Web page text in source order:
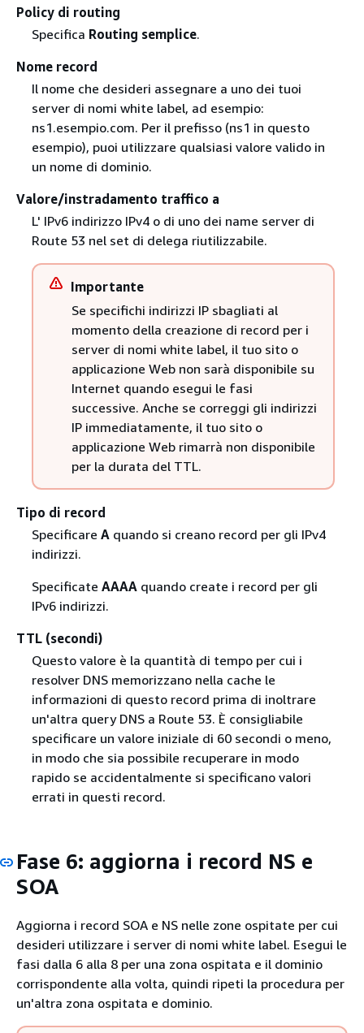
Policy di routing
Specifica Routing semplice.
Nome record
Il nome che desideri assegnare a uno dei tuoi
server di nomi white label, ad esempio:
ns1.esempio.com. Per il prefisso (ns1 in questo
esempio), puoi utilizzare qualsiasi valore valido in
un nome di dominio.
Valore/instradamento traffico a
L' IPv6 indirizzo IPv4 o di uno dei name server di
Route 53 nel set di delega riutilizzabile.
Importante
Se specifichi indirizzi IP sbagliati al
momento della creazione di record per i
server di nomi white label, il tuo sito o
applicazione Web non sarà disponibile su
Internet quando esegui le fasi
successive. Anche se correggi gli indirizzi
IP immediatamente, il tuo sito o
applicazione Web rimarrà non disponibile
per la durata del TTL.
Tipo di record
Specificare Aquando si creano record per gli IPv4
indirizzi.
Specificate AAAAquando create i record per gli
IPv6 indirizzi.
TTL (secondi)
Questo valore è la quantità di tempo per cui i
resolver DNS memorizzano nella cache le
informazioni di questo record prima di inoltrare
un'altra query DNS a Route 53. È consigliabile
specificare un valore iniziale di 60 secondi o meno,
in modo che sia possibile recuperare in modo
rapido se accidentalmente si specificano valori
errati in questi record.
Fase 6: aggiorna i record NS e
SOA
Aggiorna i record SOA e NS nelle zone ospitate per cui
desideri utilizzare i server di nomi white label. Esegui le
fasi dalla 6 alla 8 per una zona ospitata e il dominio
corrispondente alla volta, quindi ripeti la procedura per
un'altra zona ospitata e dominio.